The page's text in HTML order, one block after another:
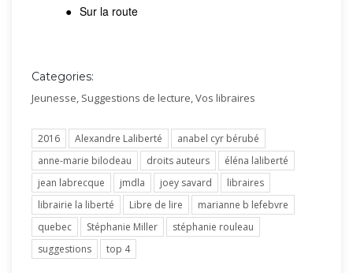
Sur la route
Categories:
Jeunesse, Suggestions de lecture,Vos libraires
2016 Alexandre Laliberté
anabel cyr bérubé
anne-marie bilodeau
droits auteurs
éléna laliberté
jean labrecque
jmdla joey savard
libraires
librairie la liberté
Libre de lire
marianne b lefebvre
quebec
Stéphanie Miller
stéphanie rouleau
suggestions
top 4